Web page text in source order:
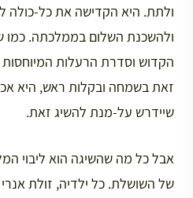
ולתת. היא הקדישה את כל-כולה
ולהשכנת השלום בממלכתה. כמו
הקדוש וסדרת הרעלות
זאת בשמחה ובקלות ראש, היא
שיידרש על-מנת להשיג זאת.
אבל כל מה שהשיגה הוא ליבוי
של השושלת. כל ילדיה, זולת